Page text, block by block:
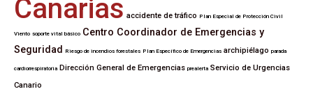
Canarias accidente de tráfico Plan Especial de Protección Civil
Viento soporte vital básico Centro Coordinador de Emergencias y
Seguridad
Riesgo de incendios forestales Plan Específico de Emergencias archipiélago parada
cardiorrespiratoria Dirección General de Emergencias prealerta Servicio de Urgencias
Canario